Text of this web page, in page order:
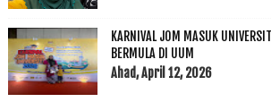
Aziz Desa Meninggal Dunia
Rasulullah SAW Memuliakan Golongan Miskin
Hidup Mu Untuk Ummah, Hidup Ku Untuk Diri
KARNIVAL JOM MASUK
BERMULA DI UUM
Ahad, April 12, 2026